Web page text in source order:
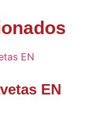
EN